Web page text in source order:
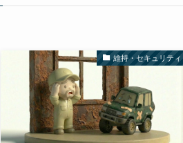
維持・セキュリティ